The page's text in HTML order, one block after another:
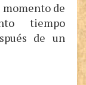
de
tiempo
de un